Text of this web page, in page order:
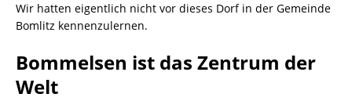
Wir hatten eigentlich nicht vor dieses Dorf in der Gemeinde
Bomlitz kennenzulernen.
Bommelsen ist das Zentrum der
Welt